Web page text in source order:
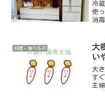
冷
使
消
(^^)
様
料理・食べもの
大
い
大
す
主